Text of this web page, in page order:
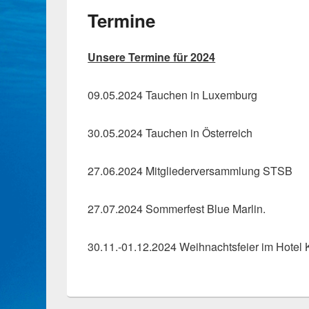
Termine
Unsere Termine für 2024
09.05.2024 Tauchen in Luxemburg
30.05.2024 Tauchen in Österreich
27.06.2024 Mitgliederversammlung STSB
27.07.2024 Sommerfest Blue Marlin.
30.11.-01.12.2024 Weihnachtsfeier im Hotel